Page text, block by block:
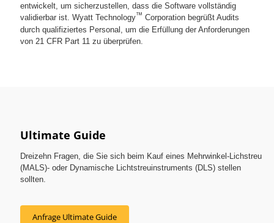
entwickelt, um sicherzustellen, dass die Software vollständig
validierbar ist. Wyatt Technology™ Corporation begrüßt Audits
durch qualifiziertes Personal, um die Erfüllung der Anforderungen
von 21 CFR Part 11 zu überprüfen.
Ultimate Guide
Dreizehn Fragen, die Sie sich beim Kauf eines Mehrwinkel-Lichstreu
(MALS)- oder Dynamische Lichtstreuinstruments (DLS) stellen
sollten.
Anfrage Ultimate Guide